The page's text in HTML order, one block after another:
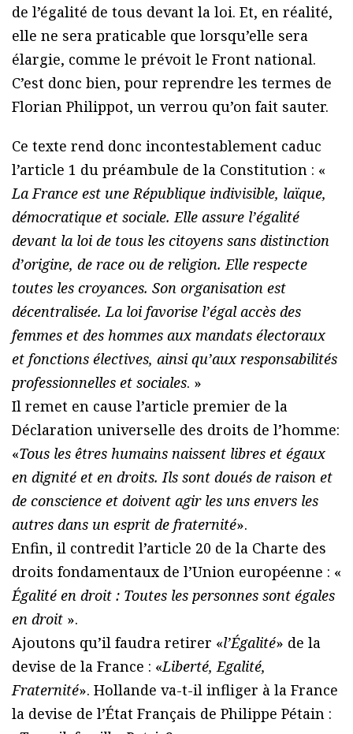
de l’égalité de tous devant la loi. Et, en réalité,
elle ne sera praticable que lorsqu’elle sera
élargie, comme le prévoit le Front national.
C’est donc bien, pour reprendre les termes de
Florian Philippot, un verrou qu’on fait sauter.
Ce texte rend donc incontestablement caduc
l’article 1 du préambule de la Constitution : «
La France est une République indivisible, laïque,
démocratique et sociale. Elle assure l’égalité
devant la loi de tous les citoyens sans distinction
d’origine, de race ou de religion. Elle respecte
toutes les croyances. Son organisation est
décentralisée. La loi favorise l’égal accès des
femmes et des hommes aux mandats électoraux
et fonctions électives, ainsi qu’aux responsabilités
professionnelles et sociales. »
Il remet en cause l’article premier de la
Déclaration universelle des droits de l’homme:
«Tous les êtres humains naissent libres et égaux
en dignité et en droits. Ils sont doués de raison et
de conscience et doivent agir les uns envers les
autres dans un esprit de fraternité».
Enfin, il contredit l’article 20 de la Charte des
droits fondamentaux de l’Union européenne : «
Égalité en droit : Toutes les personnes sont égales
en droit ».
Ajoutons qu’il faudra retirer «l’Égalité» de la
devise de la France : «Liberté, Egalité,
Fraternité». Hollande va-t-il infliger à la France
la devise de l’État Français de Philippe Pétain :